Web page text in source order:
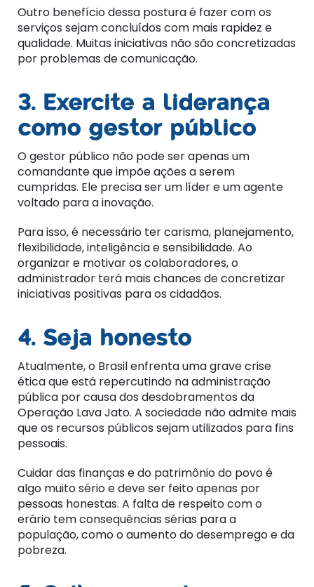
Outro benefício dessa postura é fazer com os
serviços sejam concluídos com mais rapidez e
qualidade. Muitas iniciativas não são concretizadas
por problemas de comunicação.
3. Exercite a liderança
como gestor público
O gestor público não pode ser apenas um
comandante que impõe ações a serem
cumpridas. Ele precisa ser um líder e um agente
voltado para a inovação.
Para isso, é necessário ter carisma, planejamento,
flexibilidade, inteligência e sensibilidade. Ao
organizar e motivar os colaboradores, o
administrador terá mais chances de concretizar
iniciativas positivas para os cidadãos.
4. Seja honesto
Atualmente, o Brasil enfrenta uma grave crise
ética que está repercutindo na administração
pública por causa dos desdobramentos da
Operação Lava Jato. A sociedade não admite mais
que os recursos públicos sejam utilizados para fins
pessoais.
Cuidar das finanças e do patrimônio do povo é
algo muito sério e deve ser feito apenas por
pessoas honestas. A falta de respeito com o
erário tem consequências sérias para a
população, como o aumento do desemprego e da
pobreza.